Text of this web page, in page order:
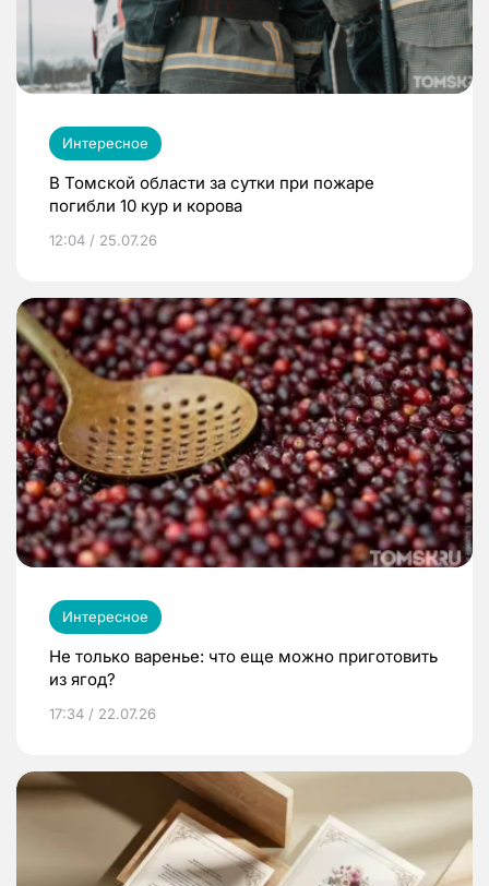
Интересное
В Томской области за сутки при пожаре
погибли 10 кур и корова
12:04 / 25.07.26
Интересное
Не только варенье: что еще можно приготовить
из ягод?
17:34 / 22.07.26